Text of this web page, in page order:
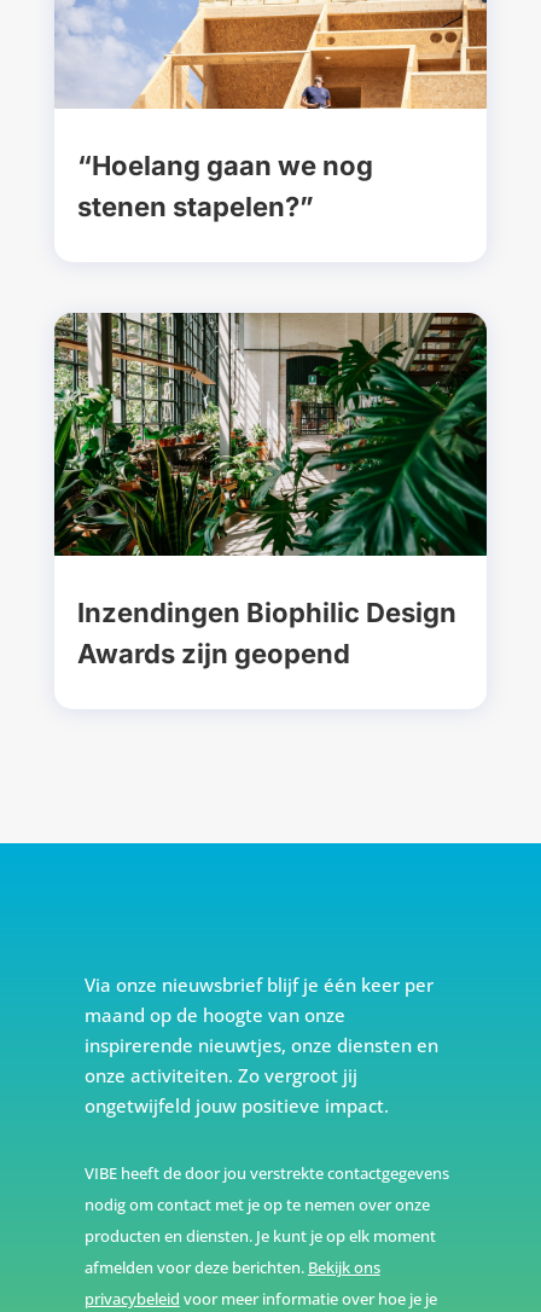
“Hoelang gaan we nog
stenen stapelen?”
Inzendingen Biophilic Design
Awards zijn geopend
Via onze nieuwsbrief blijf je één keer per
maand op de hoogte van onze
inspirerende nieuwtjes, onze diensten en
onze activiteiten. Zo vergroot jij
ongetwijfeld jouw positieve impact.
VIBE heeft de door jou verstrekte contactgegevens
nodig om contact met je op te nemen over onze
producten en diensten. Je kunt je op elk moment
afmelden voor deze berichten. Bekijk ons
privacybeleid voor meer informatie over hoe je je